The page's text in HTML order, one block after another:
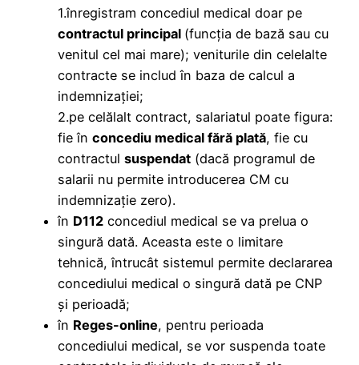
1.înregistram concediul medical doar pe
contractul principal (funcția de bază sau cu
venitul cel mai mare); veniturile din celelalte
contracte se includ în baza de calcul a
indemnizației;
2.pe celălalt contract, salariatul poate figura:
fie în concediu medical fără plată, fie cu
contractul suspendat (dacă programul de
salarii nu permite introducerea CM cu
indemnizație zero).
în D112 concediul medical se va prelua o
singură dată. Aceasta este o limitare
tehnică, întrucât sistemul permite declararea
concediului medical o singură dată pe CNP
și perioadă;
în Reges-online, pentru perioada
concediului medical, se vor suspenda toate